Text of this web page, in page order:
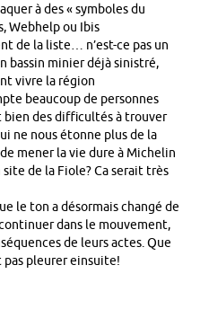
à des « symboles du
Webhelp ou Ibis
de la liste… n’est-ce pas un
bassin minier déjà sinistré,
vivre la région
beaucoup de personnes
bien des difficultés à trouver
ne nous étonne plus de la
mener la vie dure à Michelin
de la Fiole? Ca serait très
le ton a désormais changé de
dans le mouvement,
de leurs actes. Que
pas pleurer einsuite!